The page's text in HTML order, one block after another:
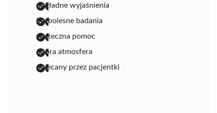
dokładne wyjaśnienia
bezbolesne badania
skuteczna pomoc
dobra atmosfera
polecany przez pacjentki